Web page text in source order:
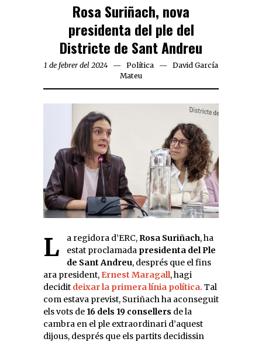
Rosa Suriñach, nova
presidenta del ple del
Districte de Sant Andreu
1 de febrer del 2024 Política
David García
Mateu
La regidora d’ERC, Rosa Suriñach, ha
estat proclamada presidenta del Ple
de Sant Andreu, després que el fins
ara president, Ernest Maragall, hagi
decidit deixar la primera línia política. Tal
com estava previst, Suriñach ha aconseguit
els vots de 16 dels 19 consellers de la
cambra en el ple extraordinari d’aquest
dijous, després que els partits decidissin